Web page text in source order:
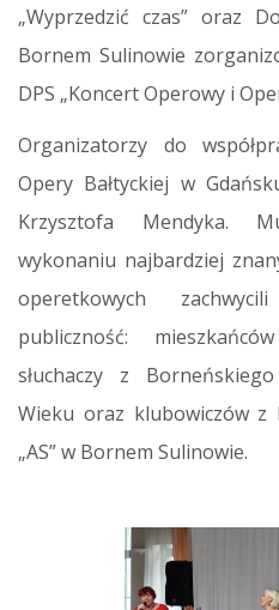
„Wyprzedzić czas” oraz
Bornem Sulinowie
DPS „Koncert Operowy i
Organizatorzy do
Opery Bałtyckiej w
Krzysztofa Mendyka.
wykonaniu najbardziej
operetkowych
publiczność:
słuchaczy z
Wieku oraz klubowiczów z
„AS” w Bornem Sulinowie.